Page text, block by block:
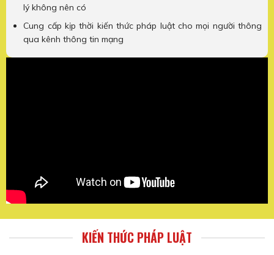
lý không nên có
Cung cấp kịp thời kiến thức pháp luật cho mọi người thông
qua kênh thông tin mạng
KIẾN THỨC PHÁP LUẬT